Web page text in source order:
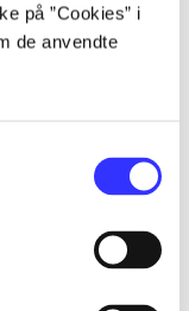
på ”Cookies” i
de anvendte